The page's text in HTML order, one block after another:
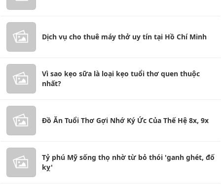
Dịch vụ cho thuê máy thở uy tín tại Hồ Chí Minh
Vì sao kẹo sữa là loại kẹo tuổi thơ quen thuộc
nhất?
Đồ Ăn Tuổi Thơ Gợi Nhớ Ký Ức Của Thế Hệ 8x, 9x
Tỷ phú Mỹ sống thọ nhờ từ bỏ thói 'ganh ghét, đố
kỵ'